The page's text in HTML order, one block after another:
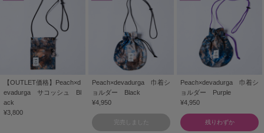
【OUTLET価格】Peach×d
evadurga サコッシュ Bl
ack
¥3,800
Peach×devadurga 巾着シ
ョルダー Black
¥4,950
完売しました
Peach×devadurga 巾着シ
ョルダー Purple
¥4,950
残りわずか